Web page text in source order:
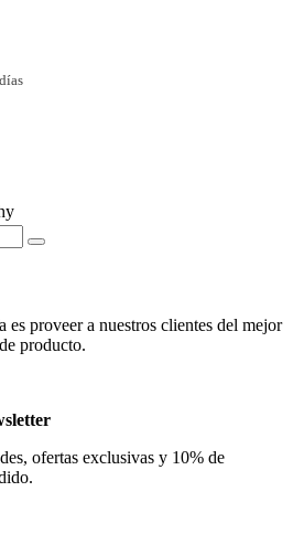
proveer a nuestros clientes del mejor
producto.
ofertas exclusivas y 10% de